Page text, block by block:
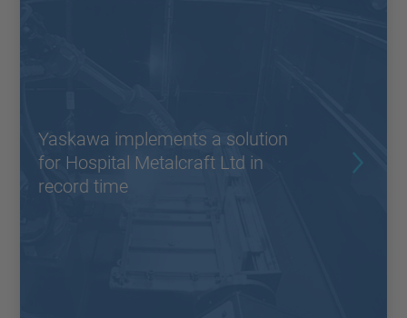
Yaskawa implements a solution
for Hospital Metalcraft Ltd in
record time